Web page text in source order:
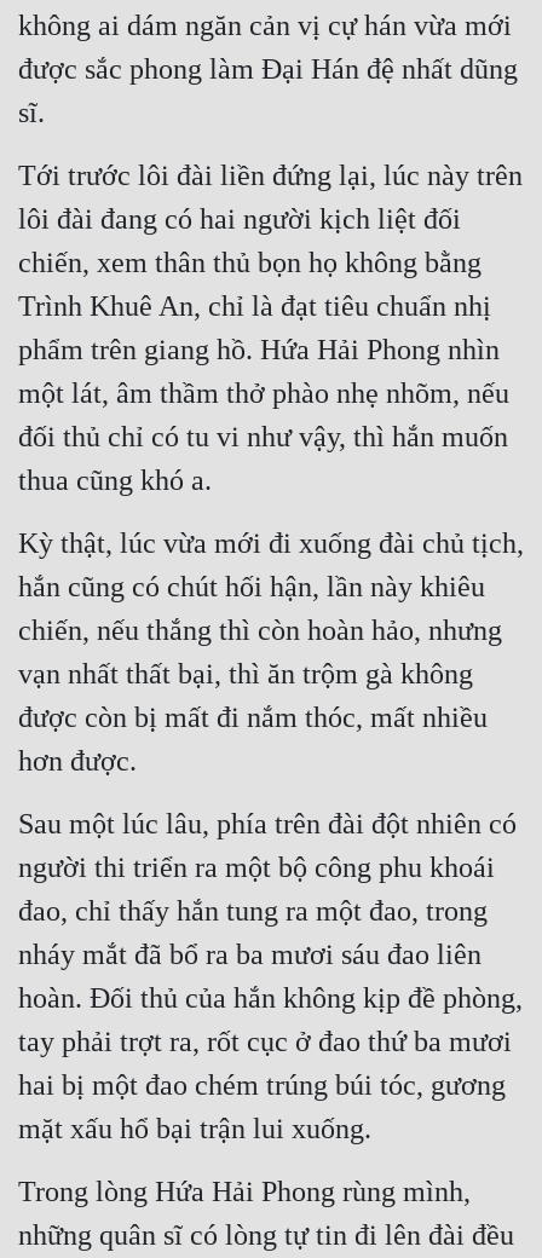
Triều Đấu
Trùng Sinh
Tu Tiên
Tội Phạm
Vô Địch
Võ Hiệp
Võng Du
Xuyên Không
Xuyên Nhanh
Xuyên Sách
Xuyên Thư
Điền Văn
Đô Thị
Đông Phương
Đông Phương Huyền Huyễn
Đồng Nhân
Cẩu Đạo Trường Sinh
Truyện Nam
Xây Dựng Thế Lực
không ai dám ngăn cản vị cự hán vừa mới
được sắc phong làm Đại Hán đệ nhất dũng
sĩ.
Tới trước lôi đài liền đứng lại, lúc này trên
lôi đài đang có hai người kịch liệt đối
chiến, xem thân thủ bọn họ không bằng
Trình Khuê An, chỉ là đạt tiêu chuẩn nhị
phẩm trên giang hồ. Hứa Hải Phong nhìn
một lát, âm thầm thở phào nhẹ nhõm, nếu
đối thủ chỉ có tu vi như vậy, thì hắn muốn
thua cũng khó a.
Kỳ thật, lúc vừa mới đi xuống đài chủ tịch,
hắn cũng có chút hối hận, lần này khiêu
chiến, nếu thắng thì còn hoàn hảo, nhưng
vạn nhất thất bại, thì ăn trộm gà không
được còn bị mất đi nắm thóc, mất nhiều
hơn được.
Sau một lúc lâu, phía trên đài đột nhiên có
người thi triển ra một bộ công phu khoái
đao, chỉ thấy hắn tung ra một đao, trong
nháy mắt đã bổ ra ba mươi sáu đao liên
hoàn. Đối thủ của hắn không kịp đề phòng,
tay phải trợt ra, rốt cục ở đao thứ ba mươi
hai bị một đao chém trúng búi tóc, gương
mặt xấu hổ bại trận lui xuống.
Trong lòng Hứa Hải Phong rùng mình,
những quân sĩ có lòng tự tin đi lên đài đều